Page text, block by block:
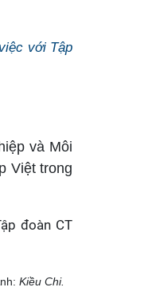
với Tập
và Môi
Việt trong
Kiều Chi.